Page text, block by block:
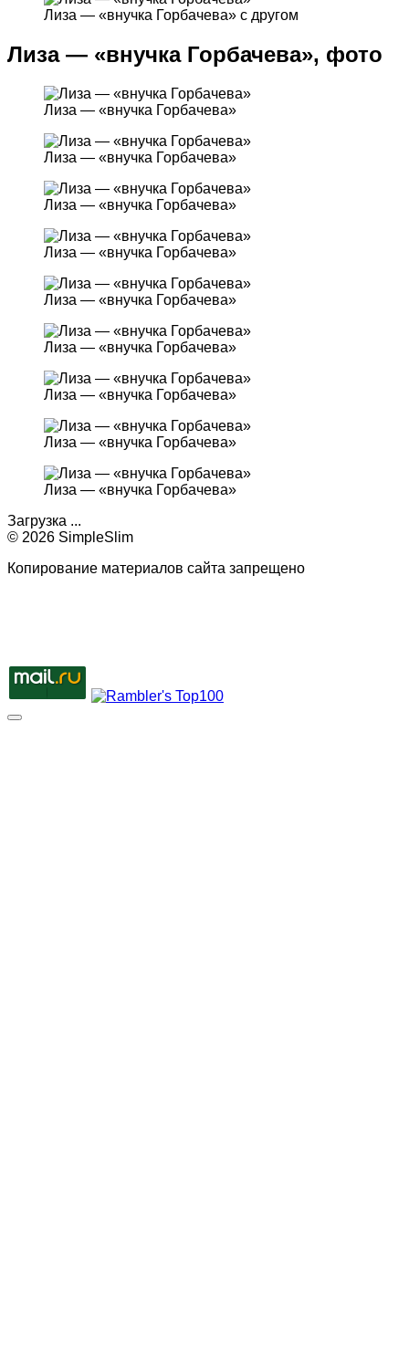
Лиза — «внучка Горбачева» с другом
Лиза — «внучка Горбачева», фото
Лиза — «внучка Горбачева»
Лиза — «внучка Горбачева»
Лиза — «внучка Горбачева»
Лиза — «внучка Горбачева»
Лиза — «внучка Горбачева»
Лиза — «внучка Горбачева»
Лиза — «внучка Горбачева»
Лиза — «внучка Горбачева»
Лиза — «внучка Горбачева»
Загрузка ...
© 2026 SimpleSlim
Копирование материалов сайта запрещено